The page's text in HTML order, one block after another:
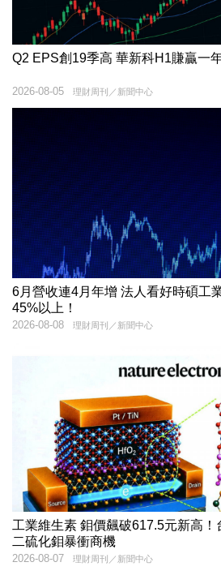
Q2 EPS創19季高 華新科H1賺贏一
理財周刊／新聞中心
2026-08-05
6月營收連4月年增 法人看好時碩工業明年EPS年增率可達
45%以上！
理財周刊／新聞中心
2026-08-08
工業維生素 鉬價飆破617.5元新高
二硫化鉬暴衝商機
理財周刊／新聞中心
2026-08-07